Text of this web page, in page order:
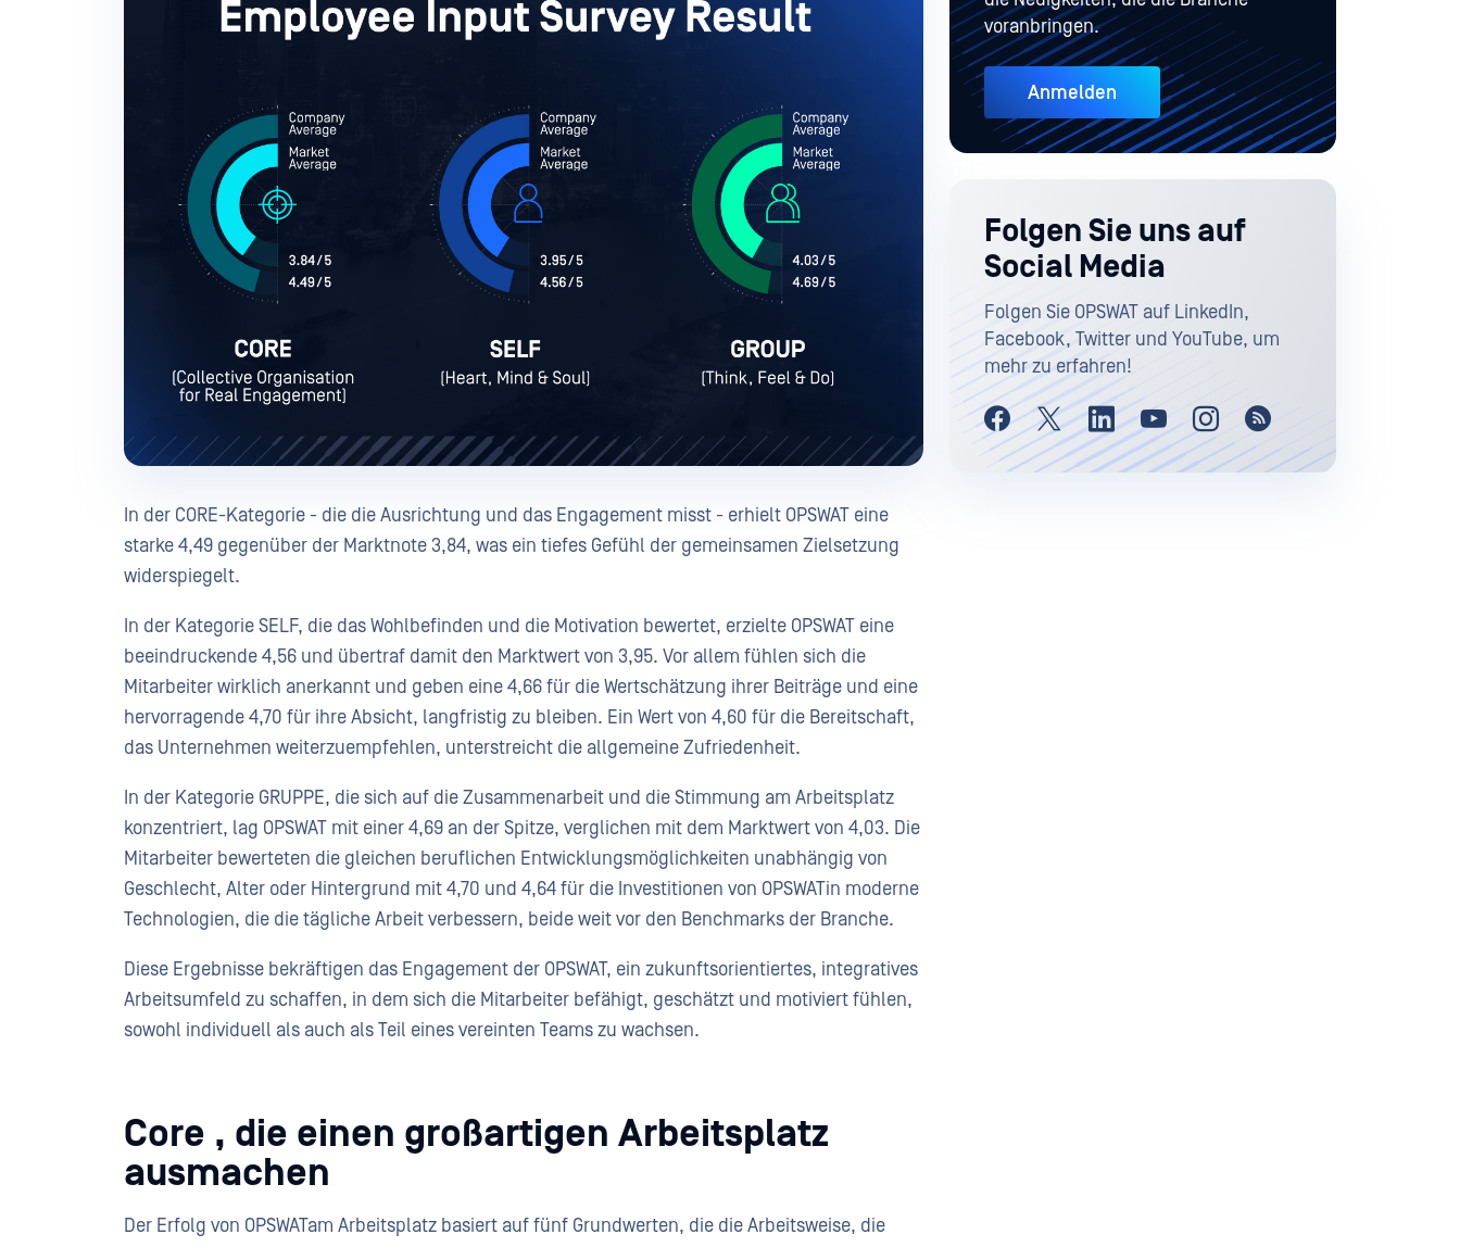
In der CORE-Kategorie - die die Ausrichtung und das Engagement misst - erhielt OPSWAT eine
starke 4,49 gegenüber der Marktnote 3,84, was ein tiefes Gefühl der gemeinsamen Zielsetzung
widerspiegelt.
In der Kategorie SELF, die das Wohlbefinden und die Motivation bewertet, erzielte OPSWAT eine
beeindruckende 4,56 und übertraf damit den Marktwert von 3,95. Vor allem fühlen sich die
Mitarbeiter wirklich anerkannt und geben eine 4,66 für die Wertschätzung ihrer Beiträge und eine
hervorragende 4,70 für ihre Absicht, langfristig zu bleiben. Ein Wert von 4,60 für die Bereitschaft,
das Unternehmen weiterzuempfehlen, unterstreicht die allgemeine Zufriedenheit.
In der Kategorie GRUPPE, die sich auf die Zusammenarbeit und die Stimmung am Arbeitsplatz
konzentriert, lag OPSWAT mit einer 4,69 an der Spitze, verglichen mit dem Marktwert von 4,03. Die
Mitarbeiter bewerteten die gleichen beruflichen Entwicklungsmöglichkeiten unabhängig von
Geschlecht, Alter oder Hintergrund mit 4,70 und 4,64 für die Investitionen von OPSWATin moderne
Technologien, die die tägliche Arbeit verbessern, beide weit vor den Benchmarks der Branche.
Diese Ergebnisse bekräftigen das Engagement der OPSWAT, ein zukunftsorientiertes, integratives
Arbeitsumfeld zu schaffen, in dem sich die Mitarbeiter befähigt, geschätzt und motiviert fühlen,
sowohl individuell als auch als Teil eines vereinten Teams zu wachsen.
Core , die einen großartigen Arbeitsplatz
ausmachen
Der Erfolg von OPSWATam Arbeitsplatz basiert auf fünf Grundwerten, die die Arbeitsweise, die
voranbringen.
Anmelden
Folgen Sie uns auf
Social Media
Folgen Sie OPSWAT auf LinkedIn,
Facebook, Twitter und YouTube, um
mehr zu erfahren!